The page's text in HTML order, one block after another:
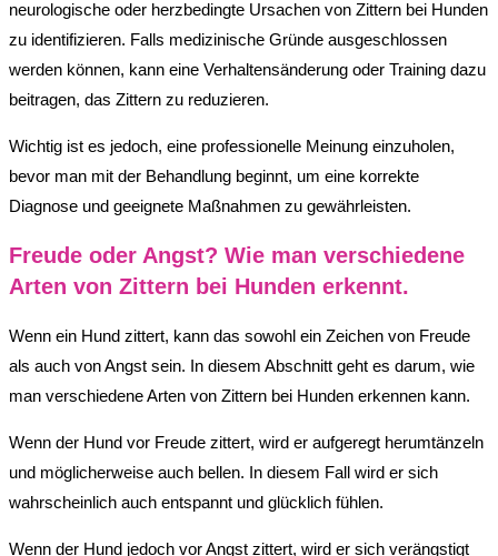
neurologische oder herzbedingte Ursachen von Zittern bei Hunden
zu identifizieren. Falls medizinische Gründe ausgeschlossen
werden können, kann eine Verhaltensänderung oder Training dazu
beitragen, das Zittern zu reduzieren.
Wichtig ist es jedoch, eine professionelle Meinung einzuholen,
bevor man mit der Behandlung beginnt, um eine korrekte
Diagnose und geeignete Maßnahmen zu gewährleisten.
Freude oder Angst? Wie man verschiedene
Arten von Zittern bei Hunden erkennt.
Wenn ein Hund zittert, kann das sowohl ein Zeichen von Freude
als auch von Angst sein. In diesem Abschnitt geht es darum, wie
man verschiedene Arten von Zittern bei Hunden erkennen kann.
Wenn der Hund vor Freude zittert, wird er aufgeregt herumtänzeln
und möglicherweise auch bellen. In diesem Fall wird er sich
wahrscheinlich auch entspannt und glücklich fühlen.
Wenn der Hund jedoch vor Angst zittert, wird er sich verängstigt